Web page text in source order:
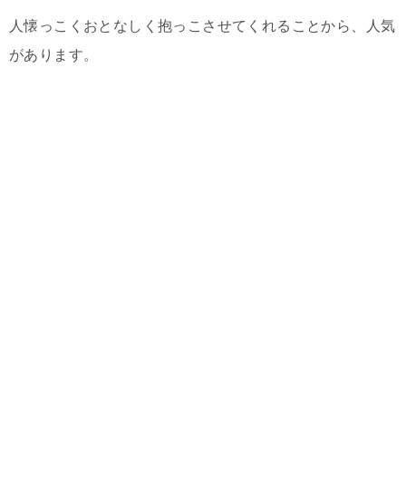
人懐っこくおとなしく抱っこさせてくれることから、人気
があります。